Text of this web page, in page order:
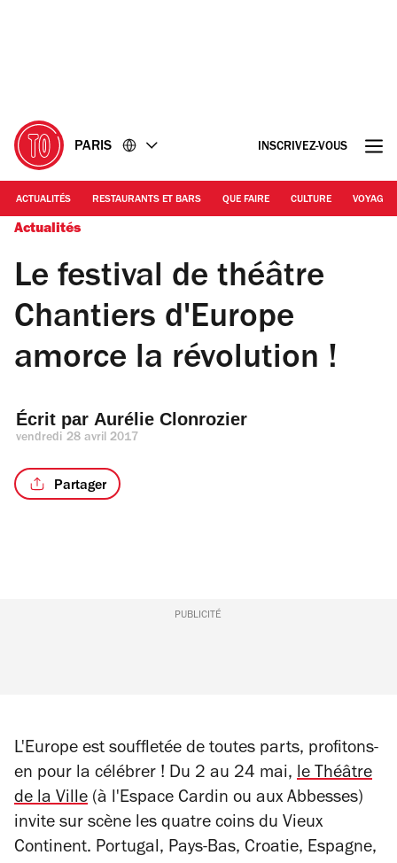
PARIS INSCRIVEZ-VOUS
ACTUALITÉS RESTAURANTS ET BARS QUE FAIRE CULTURE VOYAGE
Actualités
Le festival de théâtre
Chantiers d'Europe
amorce la révolution !
Écrit par Aurélie Clonrozier
vendredi 28 avril 2017
Partager
PUBLICITÉ
L'Europe est souffletée de toutes parts, profitons-
en pour la célébrer ! Du 2 au 24 mai, le Théâtre
de la Ville (à l'Espace Cardin ou aux Abbesses)
invite sur scène les quatre coins du Vieux
Continent. Portugal, Pays-Bas, Croatie, Espagne,